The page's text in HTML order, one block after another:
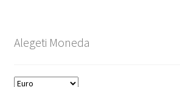
Alegeti Moneda